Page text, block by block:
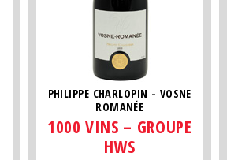
PHILIPPE CHARLOPIN - VOSNE
ROMANÉE
1000 VINS – GROUPE
HWS